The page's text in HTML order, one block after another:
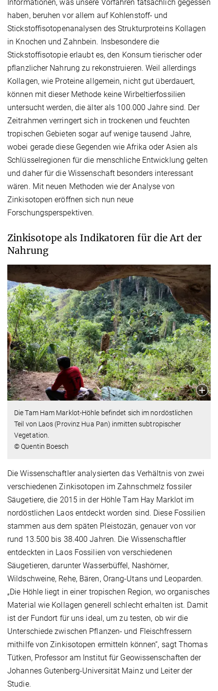
Informationen, was unsere Vorfahren tatsächlich gegessen
haben, beruhen vor allem auf Kohlenstoff- und
Stickstoffisotopenanalysen des Strukturproteins Kollagen
in Knochen und Zahnbein. Insbesondere die
Stickstoffisotopie erlaubt es, den Konsum tierischer oder
pflanzlicher Nahrung zu rekonstruieren. Weil allerdings
Kollagen, wie Proteine allgemein, nicht gut überdauert,
können mit dieser Methode keine Wirbeltierfossilien
untersucht werden, die älter als 100.000 Jahre sind. Der
Zeitrahmen verringert sich in trockenen und feuchten
tropischen Gebieten sogar auf wenige tausend Jahre,
wobei gerade diese Gegenden wie Afrika oder Asien als
Schlüsselregionen für die menschliche Entwicklung gelten
und daher für die Wissenschaft besonders interessant
wären. Mit neuen Methoden wie der Analyse von
Zinkisotopen eröffnen sich nun neue
Forschungsperspektiven.
Zinkisotope als Indikatoren für die Art der
Nahrung
Die Tam Ham Marklot-Höhle befindet sich im nordöstlichen
Teil von Laos (Provinz Hua Pan) inmitten subtropischer
Vegetation.
© Quentin Boesch
Die Wissenschaftler analysierten das Verhältnis von zwei
verschiedenen Zinkisotopen im Zahnschmelz fossiler
Säugetiere, die 2015 in der Höhle Tam Hay Marklot im
nordöstlichen Laos entdeckt worden sind. Diese Fossilien
stammen aus dem späten Pleistozän, genauer von vor
rund 13.500 bis 38.400 Jahren. Die Wissenschaftler
entdeckten in Laos Fossilien von verschiedenen
Säugetieren, darunter Wasserbüffel, Nashörner,
Wildschweine, Rehe, Bären, Orang-Utans und Leoparden.
„Die Höhle liegt in einer tropischen Region, wo organisches
Material wie Kollagen generell schlecht erhalten ist. Damit
ist der Fundort für uns ideal, um zu testen, ob wir die
Unterschiede zwischen Pflanzen- und Fleischfressern
mithilfe von Zinkisotopen ermitteln können“, sagt Thomas
Tütken, Professor am Institut für Geowissenschaften der
Johannes Gutenberg-Universität Mainz und Leiter der
Studie.